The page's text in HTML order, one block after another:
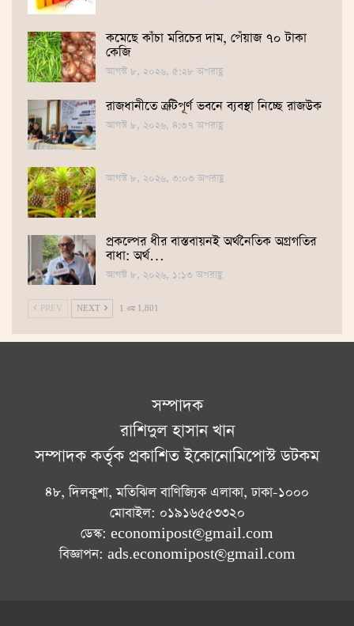
কমেছে কাঁচা মরিচের দাম, পেঁয়াজ ৭০ টাকা
কেজি
আগস্ট ৮, ২০২৬, ৫:২৮ অপরাহ্ণ
রাজধানীতে ত্রুটিপূর্ণ ভবনে ব্যবস্থা নিচ্ছে রাজউক
আগস্ট ৮, ২০২৬, ৪:৩৭ অপরাহ্ণ
আগস্ট ৮, ২০২৬, ৩:০৩ অপরাহ্ণ
প্রকল্পের ধীর বাস্তবায়নই অর্থনৈতিক অগ্রগতির
বাধা: অর্থ…
আগস্ট ৮, ২০২৬, ১:১৩ অপরাহ্ণ
PREV NEXT 1 এর 1,801
সম্পাদক
রাশিদুল হাসান খান
সম্পাদক কর্তৃক প্রকাশিত ইকোনোমিপোস্ট ডটকম
৪৮, দিলকুশা, মতিঝিল বাণিজ্যিক এলাকা, ঢাকা-১০০০
মোবাইল: ০১৯১৬৫৫৩৩২০
ডেস্ক: economipost@gmail.com
বিজ্ঞাপন: ads.economipost@gmail.com